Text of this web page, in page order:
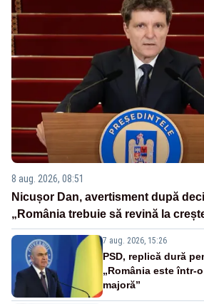
8 aug. 2026, 08:51
Nicușor Dan, avertisment după
„România trebuie să revină la
7 aug. 2026, 15:26
PSD, replică dură
„România este într-
majoră”